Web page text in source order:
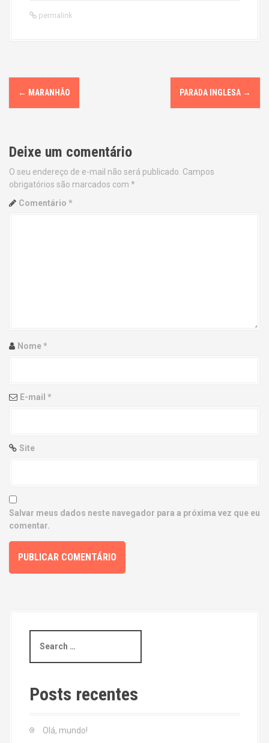
permalink
P
o
t
n
a
i
n
← MARANHÃO PARADA INGLESA →
Deixe um comentário
O seu endereço de e-mail não será publicado. Campos
obrigatórios são marcados com *
Comentário *
Nome*
E-mail *
Site
Salvar meus dados neste navegador para a próxima vez que eu
comentar.
a
c
h
Posts recentes
Olá, mundo!